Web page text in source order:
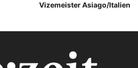
Vizemeister Asiago/Italien